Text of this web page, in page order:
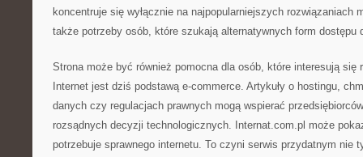
koncentruje się wyłącznie na najpopularniejszych rozwiązaniach
także potrzeby osób, które szukają alternatywnych form dostępu
Strona może być również pomocna dla osób, które interesują się
Internet jest dziś podstawą e-commerce. Artykuły o hostingu,
danych czy regulacjach prawnych mogą wspierać
rozsądnych decyzji technologicznych. Internat.com.pl może
potrzebuje sprawnego internetu. To czyni serwis przydatnym nie